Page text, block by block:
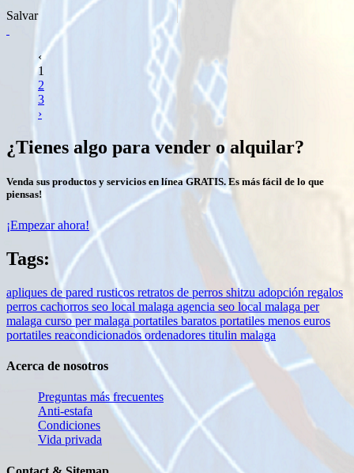
Salvar
‹
1
2
3
›
¿Tienes algo para vender o alquilar?
Venda sus productos y servicios en línea GRATIS. Es más fácil de lo que
piensas!
¡Empezar ahora!
Tags:
apliques de pared rusticos retratos de perros shitzu adopción regalos
perros cachorros seo local malaga agencia seo local malaga per
malaga curso per malagaportatiles baratos portatiles menos euros
portatiles reacondicionadosordenadores titulin malaga
Acerca de nosotros
Preguntas más frecuentes
Anti-estafa
Condiciones
Vida privada